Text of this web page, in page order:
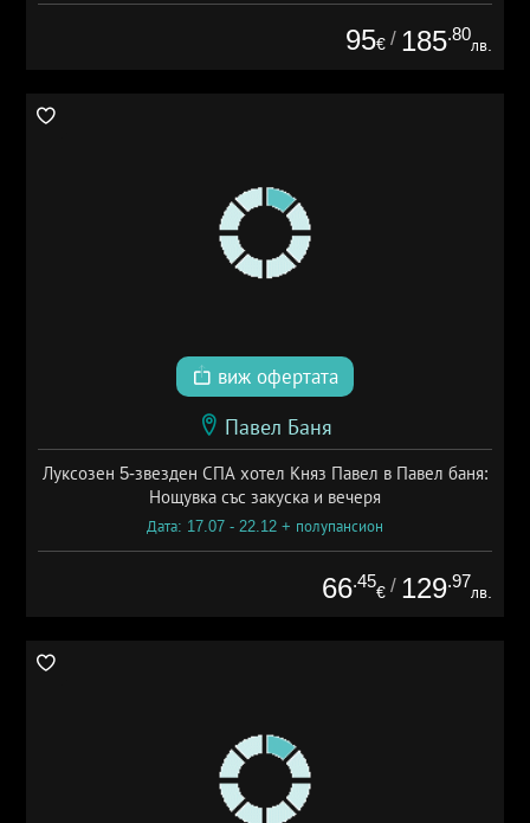
95€ / 185.80
лв.
виж офертата
Павел Баня
Луксозен 5-звезден СПА хотел Княз Павел в Павел баня:
Нощувка със закуска и вечеря
Дата: 17.07 - 22.12 + полупансион
66.45
€ / 129.97
лв.